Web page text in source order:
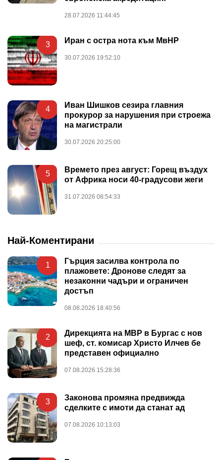
28.07.2026 11:44:45
3 Иран с остра нота към МвНР
30.07.2026 19:52:10
4
Иван Шишков сезира главния
прокурор за нарушения при строежа
на магистрали
30.07.2026 20:25:00
5
Времето през август: Горещ въздух
от Африка носи 40-градусови жеги
31.07.2026 08:54:33
Най-Коментирани
1
Гърция засилва контрола по
плажовете: Дронове следят за
незаконни чадъри и ограничен
достъп
08.08.2026 18:40:56
2
Дирекцията на МВР в Бургас с нов
шеф, ст. комисар Христо Илчев бе
представен официално
07.08.2026 15:28:36
3
Законова промяна предвижда
сделките с имоти да станат ад
07.08.2026 10:13:03